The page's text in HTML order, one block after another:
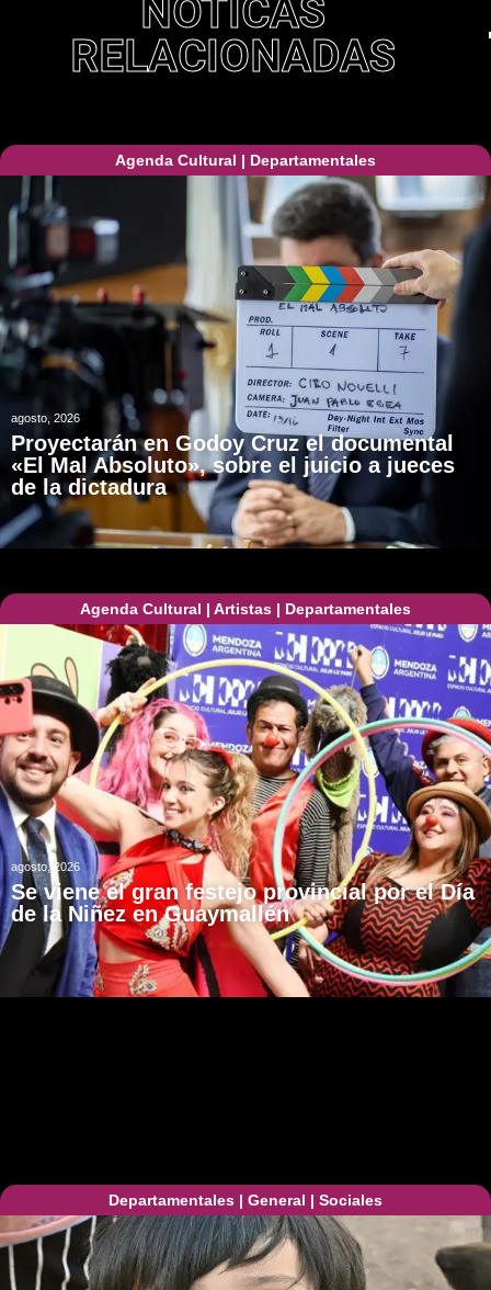
NOTICAS
RELACIONADAS
Agenda Cultural | Departamentales
agosto, 2026
Proyectarán en Godoy Cruz el documental
«El Mal Absoluto», sobre el juicio a jueces
de la dictadura
Agenda Cultural | Artistas | Departamentales
agosto, 2026
Se viene el gran festejo provincial por el Día
de la Niñez en Guaymallén
Departamentales | General | Sociales